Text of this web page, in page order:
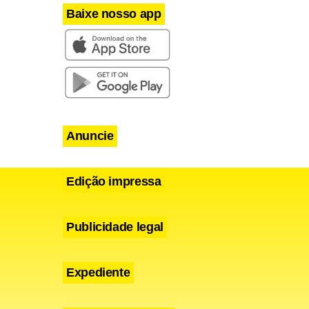
casa e
na casa
Sheen
esse
Baixe nosso app
Anuncie
Edição impressa
Publicidade legal
Expediente